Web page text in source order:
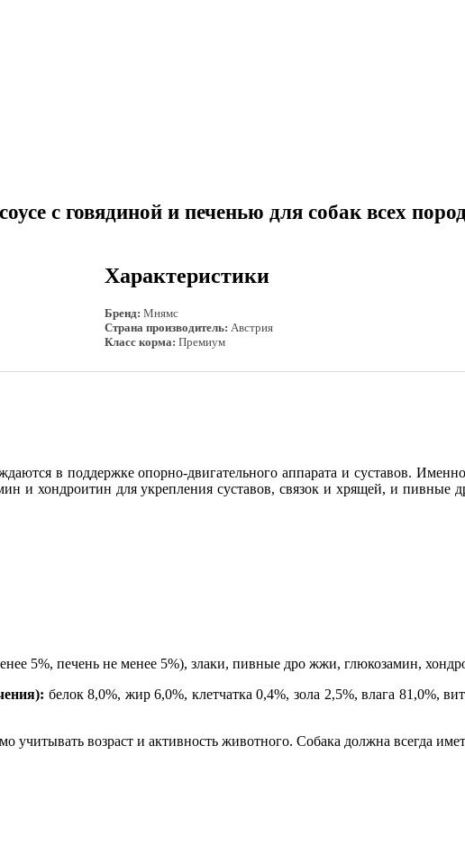
с говядиной и печенью для собак всех
Характеристики
Бренд: Мнямс
Страна производитель: Австрия
Класс корма: Премиум
в поддержке опорно-двигательного аппарата и суставов.
и хондроитин для укрепления суставов, связок и хрящей, и
5%, печень не менее 5%), злаки, пивные дро жжи, глюкозамин,
белок 8,0%, жир 6,0%, клетчатка 0,4%, зола 2,5%, влага 81,0%,
учитывать возраст и активность животного. Собака должна всегда